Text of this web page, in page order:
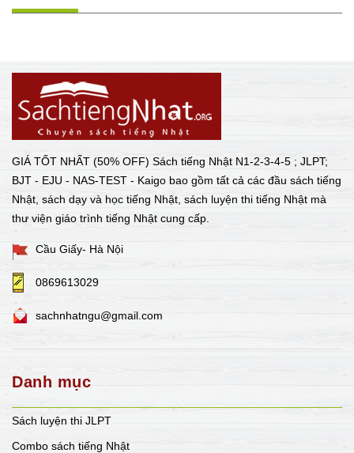
GIÁ TỐT NHẤT (50% OFF) Sách tiếng Nhật N1-2-3-4-5 ; JLPT;
BJT - EJU - NAS-TEST - Kaigo bao gồm tất cả các đầu sách tiếng
Nhật, sách dạy và học tiếng Nhật, sách luyện thi tiếng Nhật mà
thư viện giáo trình tiếng Nhật cung cấp.
Cầu Giấy- Hà Nội
0869613029
sachnhatngu@gmail.com
Danh mục
Sách luyện thi JLPT
Combo sách tiếng Nhật